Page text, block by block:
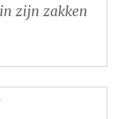
zijn zakken